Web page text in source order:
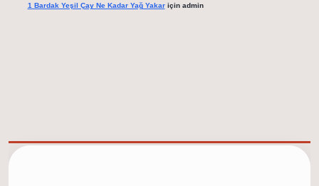
1 Bardak Yeşil Çay Ne Kadar Yağ Yakariçin admin